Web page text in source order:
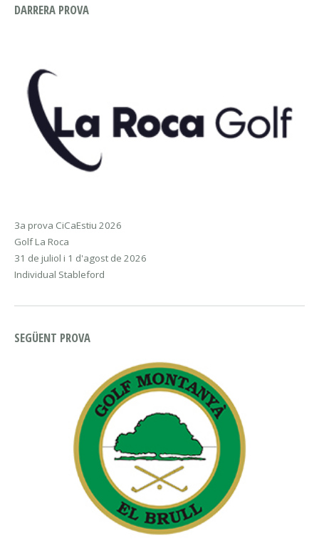
DARRERA PROVA
3a prova CiCaEstiu 2026
Golf La Roca
31 de juliol i 1 d'agost de 2026
Individual Stableford
SEGÜENT PROVA